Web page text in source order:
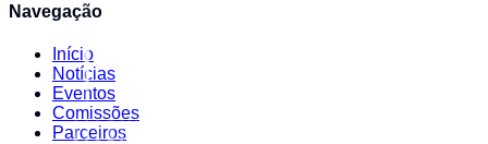
Navegação
Início
Notícias
Eventos
Comissões
Parceiros